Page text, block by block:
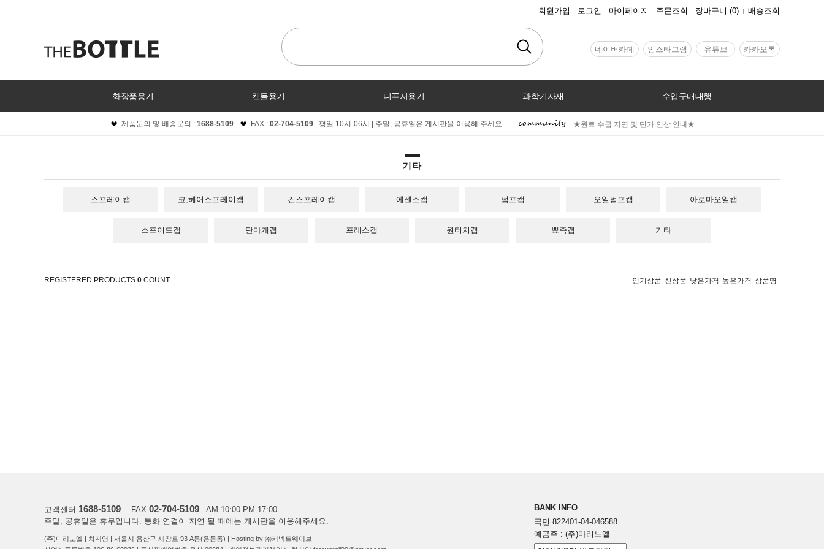
회원가입 로그인 마이페이지 주문조회 장바구니 (0) 배송조회
네이버카페 인스타그램 유튜브 카카오톡
화장품용기 캔들용기 디퓨저용기 과학기자재 수입구매대행
커뮤니티
제품문의 및 배송문의 : 1688-5109 FAX : 02-704-5109평일 10시-06시 | 주말, 공휴일은 게시판을 이용해 주세요. ★원료 수급 지연 및 단가 인상 안내★
기타
스프레이캡 코,헤어스프레이캡 건스프레이캡 에센스캡 펌프캡 오일펌프캡 아로마오일캡
스포이드캡 단마개캡 프레스캡 원터치캡 뾰족캡 기타
REGISTERED PRODUCTS 0 COUNT 인기상품 신상품 낮은가격 높은가격 상품명
고객센터 1688-5109 FAX 02-704-5109 AM 10:00-PM 17:00
주말, 공휴일은 휴무입니다. 통화 연결이 지연 될 때에는 게시판을 이용해주세요.
(주)마리노엘 | 차지영 | 서울시 용산구 새창로 93 A동(용문동) | Hosting by ㈜커넥트웨이브
BANK INFO
국민 822401-04-046588
예금주 : (주)마리노엘